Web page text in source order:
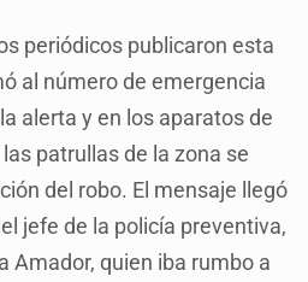
periódicos publicaron esta
al número de emergencia
alerta y en los aparatos de
patrullas de la zona se
del robo. El mensaje llegó
jefe de la policía preventiva,
Amador, quien iba rumbo a